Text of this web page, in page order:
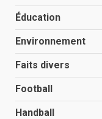
Éducation
Environnement
Faits divers
Football
Handball